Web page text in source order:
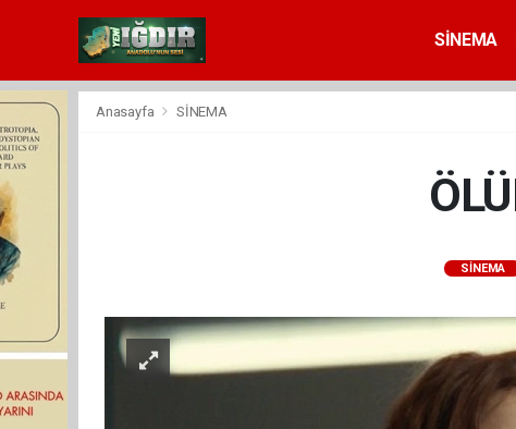
SİNEMA
Anasayfa SİNEMA
SİNEMA